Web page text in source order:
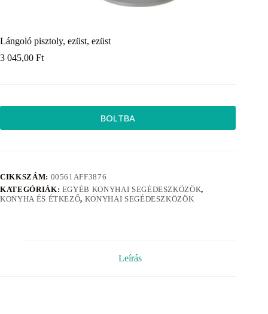
Lángoló pisztoly, ezüst, ezüst
3 045,00 Ft
BOLTBA
CIKKSZÁM: 00561AFF3876
KATEGÓRIÁK: EGYÉB KONYHAI SEGÉDESZKÖZÖK,
KONYHA ÉS ÉTKEZŐ, KONYHAI SEGÉDESZKÖZÖK
Leírás